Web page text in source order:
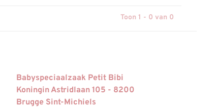
Toon 1 - 0 van 0
Babyspeciaalzaak Petit Bibi
Koningin Astridlaan 105 - 8200
Brugge Sint-Michiels